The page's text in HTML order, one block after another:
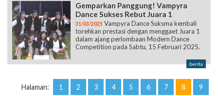
Gemparkan Panggung! Vampyra
Dance Sukses Rebut Juara 1
31/03/2025 Vampyra Dance Suksma kembali
torehkan prestasi dengan menggaet Juara 1
dalam ajang perlombaan Modern Dance
Competition pada Sabtu, 15 Februari 2025.
berita
Halaman: 1 2 3 4 5 6 7 8 9